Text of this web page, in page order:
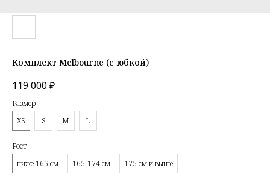
Комплект Melbourne (с юбкой)
119 000₽
Размер
XS
S M L
Рост
ниже 165 см
165-174 см 175 см и выше